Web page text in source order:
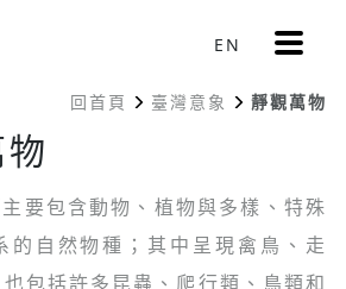
EN 更
多
單
回首頁 臺灣意象 靜觀萬物
要包含動物、植物與多樣、特殊
的自然物種；其中呈現禽鳥、走
包括許多昆蟲、爬行類、鳥類和